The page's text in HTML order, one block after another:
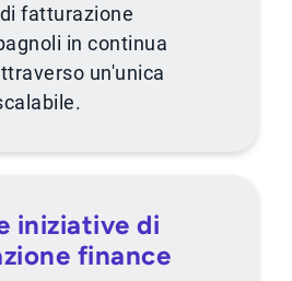
fatturazione
in continua
un'unica
iniziative di
finance